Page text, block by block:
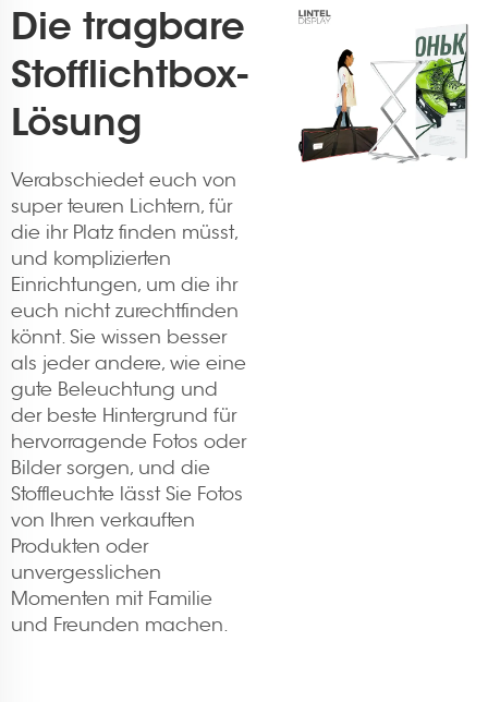
Die tragbare
Stofflichtbox-
Lösung
Verabschiedet euch von
super teuren Lichtern, für
die ihr Platz finden müsst,
und komplizierten
Einrichtungen, um die ihr
euch nicht zurechtfinden
könnt. Sie wissen besser
als jeder andere, wie eine
gute Beleuchtung und
der beste Hintergrund für
hervorragende Fotos oder
Bilder sorgen, und die
Stoffleuchte lässt Sie Fotos
von Ihren verkauften
Produkten oder
unvergesslichen
Momenten mit Familie
und Freunden machen.